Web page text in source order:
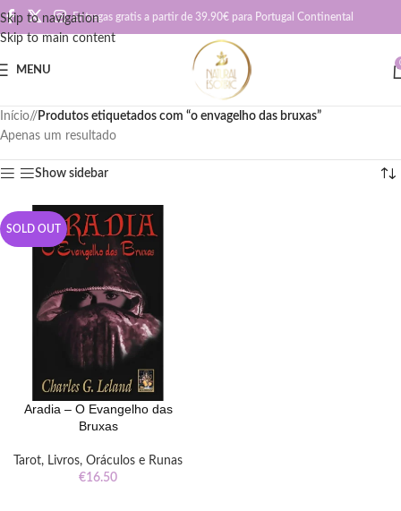
Skip to navigation
Skip to main content
Entregas gratis a partir de 39.90€ para Portugal Continental
MENU
Início/ Produtos etiquetados com “o envagelho das bruxas”
Apenas um resultado
Show sidebar
SOLD OUT
Aradia – O Evangelho das
Bruxas
Tarot, Livros, Oráculos e Runas
€16.50